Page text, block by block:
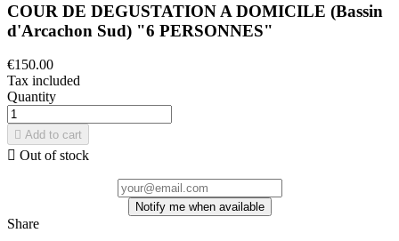
COUR DE DEGUSTATION A DOMICILE (Bassin
d'Arcachon Sud) "6 PERSONNES"
€150.00
Tax included
Quantity
 Add to cart
 Out of stock
Notify me when available
Share